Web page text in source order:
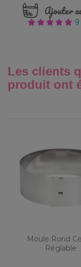
Ajouter
9
Les clients
produit ont
Moule Rond
Réglable